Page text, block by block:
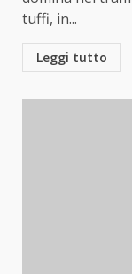
tuffi, in...
Leggi tutto